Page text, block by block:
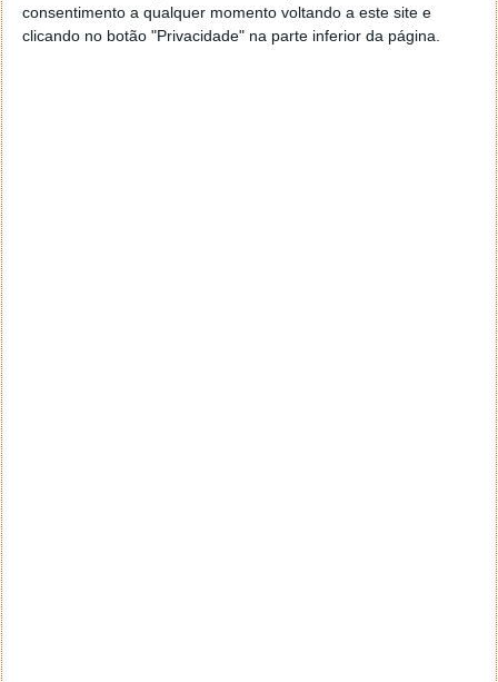
consentimento a qualquer momento voltando a este site e
clicando no botão "Privacidade" na parte inferior da página.